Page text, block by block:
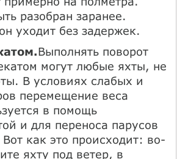
разобран заранее.
уходит без задержек.
Выполнять поворот
могут любые яхты, не
В условиях слабых и
перемещение веса
в помощь
и для переноса парусов
как это происходит: во-
яхту под ветер, в